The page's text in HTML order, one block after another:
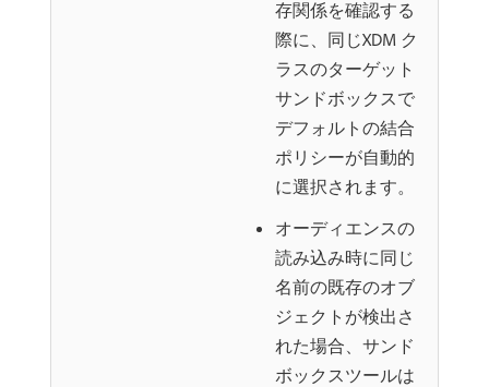
存関係を確認する
際に、同じXDM ク
ラスのターゲット
サンドボックスで
デフォルトの結合
ポリシーが自動的
に選択されます。
オーディエンスの
読み込み時に同じ
名前の既存のオブ
ジェクトが検出さ
れた場合、サンド
ボックスツールは